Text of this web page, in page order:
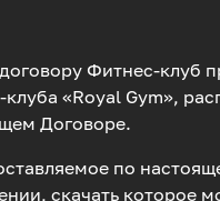
Фитнес-клуб
«Royal Gym»,
Договоре.
по
скачать которое